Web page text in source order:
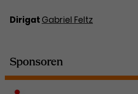
Dirigat Gabriel Feltz
Sponsoren